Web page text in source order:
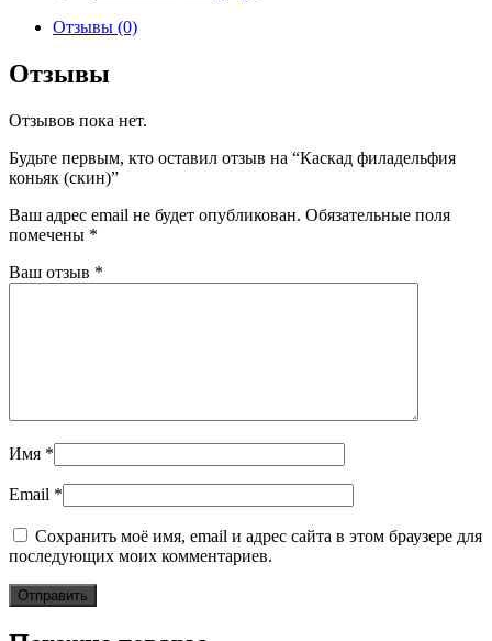
Отзывы (0)
Отзывы
Отзывов пока нет.
Будьте первым, кто оставил отзыв на “Каскад филадельфия
коньяк (скин)”
Ваш адрес email не будет опубликован. Обязательные поля
помечены *
Ваш отзыв *
Имя *
Email *
Сохранить моё имя, email и адрес сайта в этом браузере для
последующих моих комментариев.